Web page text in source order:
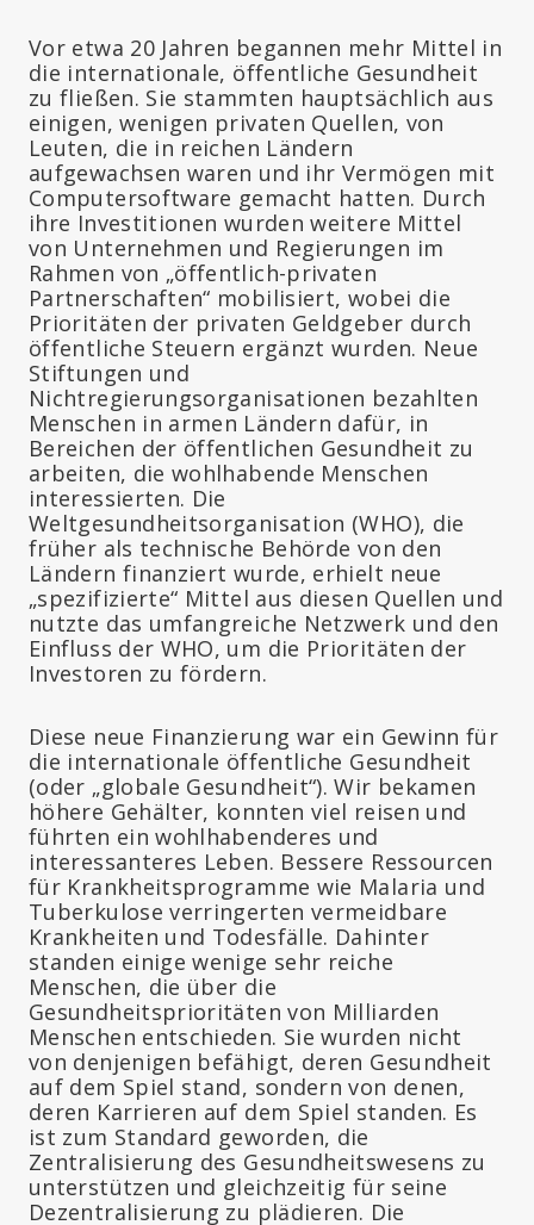
Vor etwa 20 Jahren begannen mehr Mittel in
die internationale, öffentliche Gesundheit
zu fließen. Sie stammten hauptsächlich aus
einigen, wenigen privaten Quellen, von
Leuten, die in reichen Ländern
aufgewachsen waren und ihr Vermögen mit
Computersoftware gemacht hatten. Durch
ihre Investitionen wurden weitere Mittel
von Unternehmen und Regierungen im
Rahmen von „öffentlich-privaten
Partnerschaften“ mobilisiert, wobei die
Prioritäten der privaten Geldgeber durch
öffentliche Steuern ergänzt wurden. Neue
Stiftungen und
Nichtregierungsorganisationen bezahlten
Menschen in armen Ländern dafür, in
Bereichen der öffentlichen Gesundheit zu
arbeiten, die wohlhabende Menschen
interessierten. Die
Weltgesundheitsorganisation (WHO), die
früher als technische Behörde von den
Ländern finanziert wurde, erhielt neue
„spezifizierte“ Mittel aus diesen Quellen und
nutzte das umfangreiche Netzwerk und den
Einfluss der WHO, um die Prioritäten der
Investoren zu fördern.
Diese neue Finanzierung war ein Gewinn für
die internationale öffentliche Gesundheit
(oder „globale Gesundheit“). Wir bekamen
höhere Gehälter, konnten viel reisen und
führten ein wohlhabenderes und
interessanteres Leben. Bessere Ressourcen
für Krankheitsprogramme wie Malaria und
Tuberkulose verringerten vermeidbare
Krankheiten und Todesfälle. Dahinter
standen einige wenige sehr reiche
Menschen, die über die
Gesundheitsprioritäten von Milliarden
Menschen entschieden. Sie wurden nicht
von denjenigen befähigt, deren Gesundheit
auf dem Spiel stand, sondern von denen,
deren Karrieren auf dem Spiel standen. Es
ist zum Standard geworden, die
Zentralisierung des Gesundheitswesens zu
unterstützen und gleichzeitig für seine
Dezentralisierung zu plädieren. Die